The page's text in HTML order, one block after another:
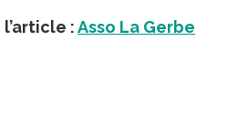
:Asso La Gerbe